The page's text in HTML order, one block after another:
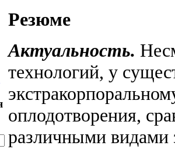
Резюме
Актуальность.
технологий, у
оплодотворения,
различными видами